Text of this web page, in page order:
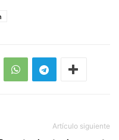
Artículo siguiente